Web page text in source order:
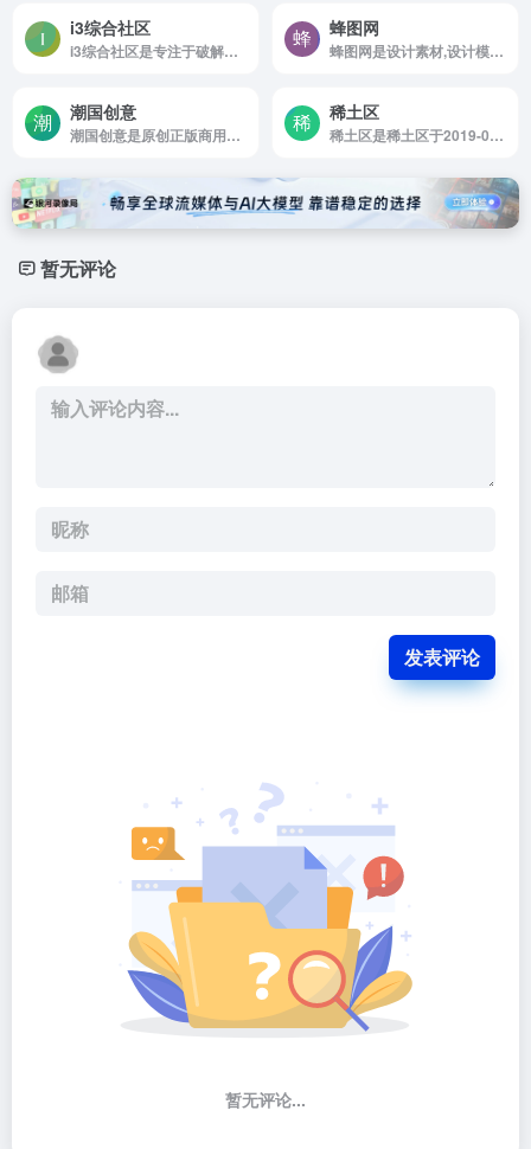
i3综合社区
i3综合社区是专注于破解软件、破解游戏、安卓破解App下载！打造一个专业安全软件下载站、以及技术教程分享基地！
蜂图网
蜂图网是设计素材,设计模板,设计图片,图片素材,素材库,UI设计,免抠素材,样机模板
潮国创意
潮国创意是原创正版商用国潮素材库
稀土区
稀土区是稀土区于2019-05-30收录于洛...
暂无评论
发表评论
暂无评论...